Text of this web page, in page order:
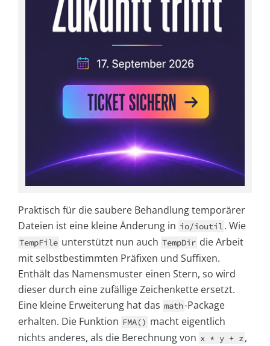
Praktisch für die saubere Behandlung temporärer
Dateien ist eine kleine Änderung in io/ioutil. Wie
TempFile unterstützt nun auch TempDir die Arbeit
mit selbstbestimmten Präfixen und Suffixen.
Enthält das Namensmuster einen Stern, so wird
dieser durch eine zufällige Zeichenkette ersetzt.
Eine kleine Erweiterung hat das math-Package
erhalten. Die Funktion FMA() macht eigentlich
nichts anderes, als die Berechnung von x * y + z,